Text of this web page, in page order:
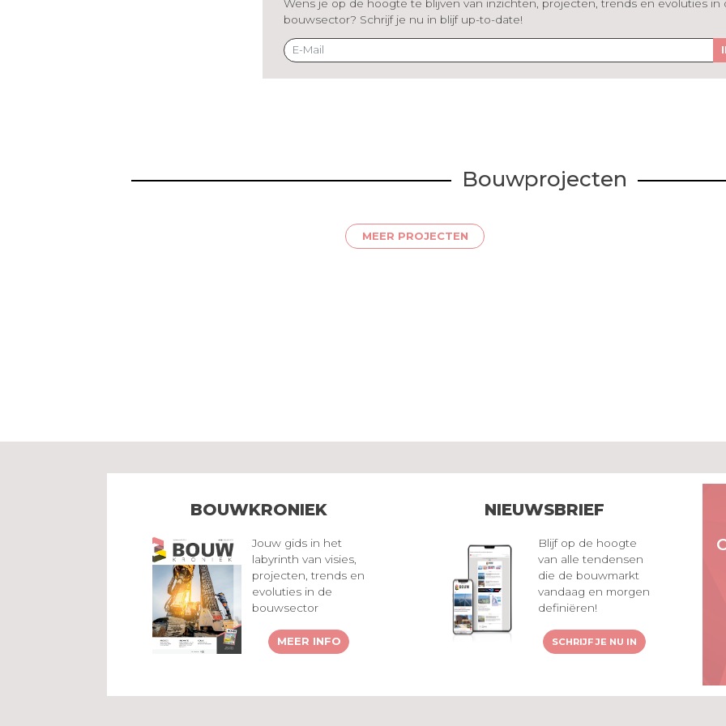
Wens je op de hoogte te blijven van inzichten, projecten, trends en evoluties in
bouwsector? Schrijf je nu in blijf up-to-date!
Bouwprojecten
MEER PROJECTEN
BOUWKRONIEK
Jouw gids in het
labyrinth van visies,
projecten, trends en
evoluties in de
bouwsector
MEER INFO
NIEUWSBRIEF
Blijf op de hoogte
van alle tendensen
die de bouwmarkt
vandaag en morgen
definiëren!
SCHRIJF JE NU IN